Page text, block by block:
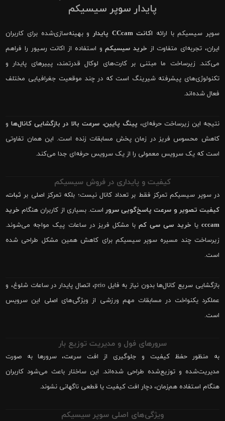
پایدار سوپر سیسیکم
سوپر سیسیکم با ارائه اکانت CCcam پایدار
و بهینه‌سازی‌شده برای کاربران
ایران، تجربه‌ای متفاوت از خرید سیسیکمو استفاده از اکانت رسیور را فراهم
می‌کند. زیرساخت ما مبتنی بر کارت‌های لوکال قدرتمند، پییرهای پایدار و
تکنولوژی‌های پیشرفته شیرینگ است که در چند موقعیت جغرافیایی مختلف
فعال شده‌اند.
نتیجه این زیرساخت حرفه‌ای، پینگ پایین، سرعت بالا در بازگشایی کانال‌هاو
کاهش محسوس فریز در زمان پخش مسابقات زنده است. این همان تفاوتی
است که یک سرویس معمولی را از یک سرویس حرفه‌ای جدا می‌کند.
کیفیت و پایداری در فروش سیسیکم
در سوپر سیسیکم تمرکز فقط بر تعداد کانال نیست؛ بلکه تمرکز اصلی بر ثبات،
کیفیت تصویر و سرعت پاسخ‌گویی سروراست. بسیاری از کاربران هنگام خرید
cccam یا خرید سی سی کمبا مشکل فریز در ساعات پیک مواجه می‌شوند.
زیرساخت چند مسیره سوپر سیسیکم برای کاهش همین مشکل طراحی شده
است.
بازگشایی سریع کانال‌ها بدون نیاز به فایل prio، اتصال پایدار در ساعات شلوغ، و
عملکرد یکنواخت در مسابقات مهم ورزشی از ویژگی‌های اصلی این سرویس
است.
سرورهای فول و مدیریت توزیع بار
به منظور حفظ کیفیت و جلوگیری از افت سرعت، سرورها به صورت
مدیریت‌شده و توزیع‌شده طراحی شده‌اند. این ساختار باعث می‌شود کاربران
هنگام استفاده هم‌زمان، دچار افت کیفیت یا قطعی ناگهانی نشوند.
ویژگی‌های اصلی سوپر سیسیکم